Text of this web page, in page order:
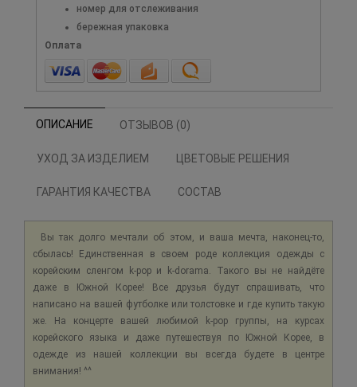
номер для отслеживания
бережная упаковка
Оплата
ОПИСАНИЕ ОТЗЫВОВ (0)
УХОД ЗА ИЗДЕЛИЕМ ЦВЕТОВЫЕ РЕШЕНИЯ
ГАРАНТИЯ КАЧЕСТВА СОСТАВ
Вы так долго мечтали об этом, и ваша мечта, наконец-то,
сбылась! Единственная в своем роде коллекция одежды с
корейским сленгом k-pop и k-dorama. Такого вы не найдёте
даже в Южной Корее! Все друзья будут спрашивать, что
написано на вашей футболке или толстовке и где купить такую
же. На концерте вашей любимой k-pop группы, на курсах
корейского языка и даже путешествуя по Южной Корее, в
одежде из нашей коллекции вы всегда будете в центре
внимания! ^^